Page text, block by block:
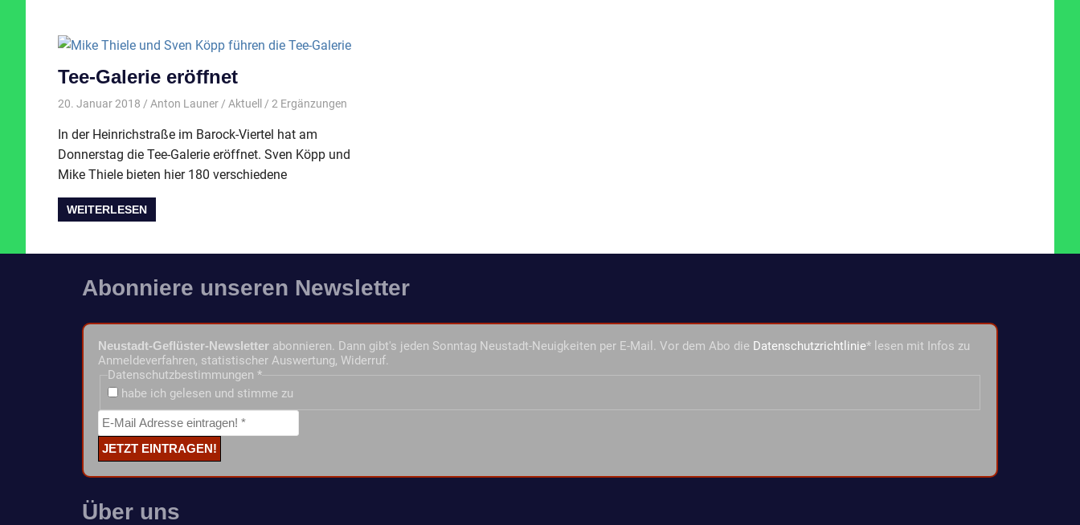
Tee-Galerie eröffnet
20. Januar 2018 Anton Launer Aktuell / 2 Ergänzungen
In der Heinrichstraße im Barock-Viertel hat am
Donnerstag die Tee-Galerie eröffnet. Sven Köpp und
Mike Thiele bieten hier 180 verschiedene
WEITERLESEN
Abonniere unseren Newsletter
Neustadt-Geflüster-Newsletter abonnieren. Dann gibt's jeden Sonntag Neustadt-Neuigkeiten per E-Mail. Vor dem Abo die Datenschutzrichtlinie* lesen mit Infos zu
Anmeldeverfahren, statistischer Auswertung, Widerruf.
Datenschutzbestimmungen *
habe ich gelesen und stimme zu
Über uns